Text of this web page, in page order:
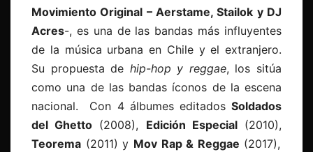
Movimiento Original – Aerstame, Stailok y DJ
Acres-, es una de las bandas más influyentes
de la música urbana en Chile y el extranjero.
Su propuesta de hip-hop y reggae, los sitúa
como una de las bandas íconos de la escena
nacional. Con 4 álbumes editados Soldados
del Ghetto (2008), Edición Especial(2010),
Teorema (2011) y Mov Rap & Reggae (2017),